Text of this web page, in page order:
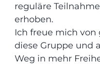
reguläre
erhoben.
Ich freue mich von
diese Gruppe und
Weg in mehr